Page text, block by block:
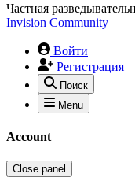
Частная
Invision Community
Войти
Регистрация
Поиск
Menu
Account
Close panel